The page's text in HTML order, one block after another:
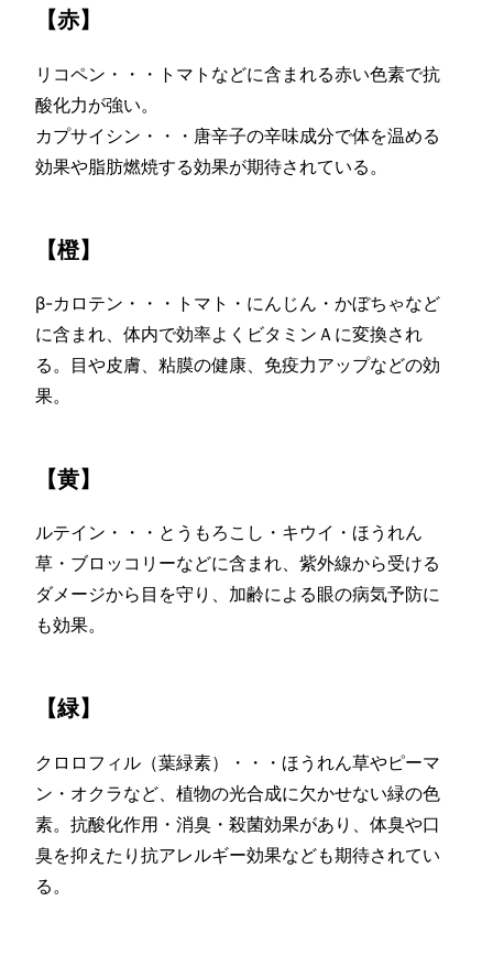
【赤】
リコペン・・・トマトなどに含まれる赤い色素で抗
酸化力が強い。
カプサイシン・・・唐辛子の辛味成分で体を温める
効果や脂肪燃焼する効果が期待されている。
【橙】
β-カロテン・・・トマト・にんじん・かぼちゃなど
に含まれ、体内で効率よくビタミンＡに変換され
る。目や皮膚、粘膜の健康、免疫力アップなどの効
果。
【黄】
ルテイン・・・とうもろこし・キウイ・ほうれん
草・ブロッコリーなどに含まれ、紫外線から受ける
ダメージから目を守り、加齢による眼の病気予防に
も効果。
【緑】
クロロフィル（葉緑素）・・・ほうれん草やピーマ
ン・オクラなど、植物の光合成に欠かせない緑の色
素。抗酸化作用・消臭・殺菌効果があり、体臭や口
臭を抑えたり抗アレルギー効果なども期待されてい
る。